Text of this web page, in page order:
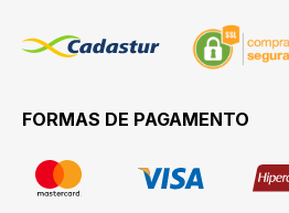
FORMAS DE PAGAMENTO